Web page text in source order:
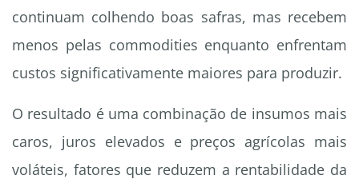
continuam colhendo boas safras, mas recebem
menos pelas commodities enquanto enfrentam
custos significativamente maiores para produzir.
O resultado é uma combinação de insumos mais
caros, juros elevados e preços agrícolas mais
voláteis, fatores que reduzem a rentabilidade da